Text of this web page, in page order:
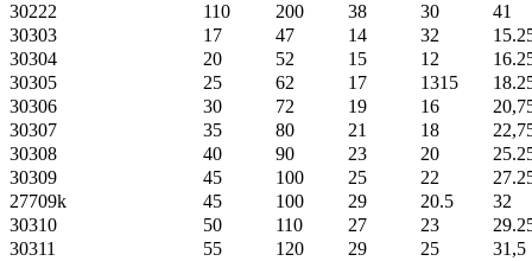
30222
110 200 38 30
41
30303
17 47 14 32
30304
20 52 15 12
30305
25 62 17 1315
30306
30 72 19 16
30307
35 80 21 18
30308
40 90 23 20
30309
45 100 25 22
27709k
45 100 29 20.5
32
30310
50 110 27 23
30311
55 120 29 25
31,5